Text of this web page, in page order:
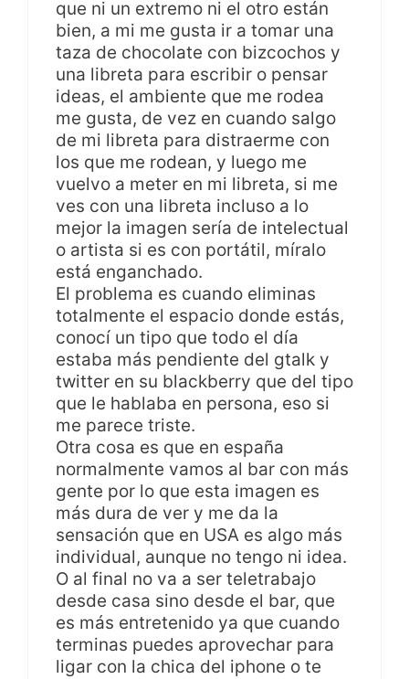
que ni un extremo ni el otro están
bien, a mi me gusta ir a tomar una
taza de chocolate con bizcochos y
una libreta para escribir o pensar
ideas, el ambiente que me rodea
me gusta, de vez en cuando salgo
de mi libreta para distraerme con
los que me rodean, y luego me
vuelvo a meter en mi libreta, si me
ves con una libreta incluso a lo
mejor la imagen sería de intelectual
o artista si es con portátil, míralo
está enganchado.
El problema es cuando eliminas
totalmente el espacio donde estás,
conocí un tipo que todo el día
estaba más pendiente del gtalk y
twitter en su blackberry que del tipo
que le hablaba en persona, eso si
me parece triste.
Otra cosa es que en españa
normalmente vamos al bar con más
gente por lo que esta imagen es
más dura de ver y me da la
sensación que en USA es algo más
individual, aunque no tengo ni idea.
O al final no va a ser teletrabajo
desde casa sino desde el bar, que
es más entretenido ya que cuando
terminas puedes aprovechar para
ligar con la chica del iphone o te